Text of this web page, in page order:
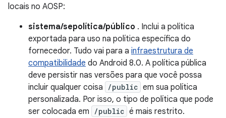
locais no AOSP:
sistema/sepolítica/público . Inclui a política
exportada para uso na política específica do
fornecedor. Tudo vai para a infraestrutura de
compatibilidade do Android 8.0. A política pública
deve persistir nas versões para que você possa
incluir qualquer coisa
/public em sua política
personalizada. Por isso, o tipo de política que pode
ser colocada em
/public é mais restrito.